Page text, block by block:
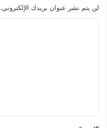
لن يتم نشر عنوان بريدك الإلكتروني.
ق